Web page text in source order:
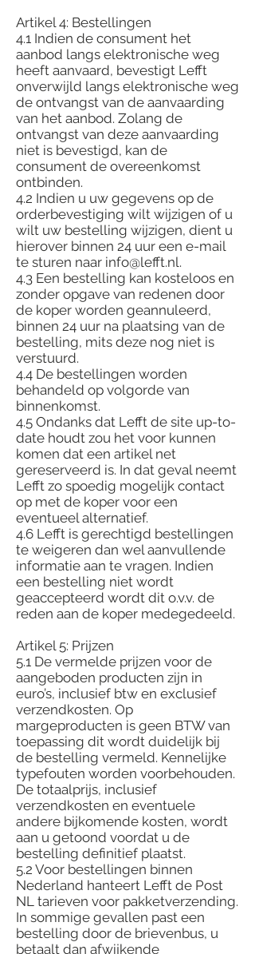
Artikel 4: Bestellingen
4.1 Indien de consument het
aanbod langs elektronische weg
heeft aanvaard, bevestigt Lefft
onverwijld langs elektronische weg
de ontvangst van de aanvaarding
van het aanbod. Zolang de
ontvangst van deze aanvaarding
niet is bevestigd, kan de
consument de overeenkomst
ontbinden.
4.2 Indien u uw gegevens op de
orderbevestiging wilt wijzigen of u
wilt uw bestelling wijzigen, dient u
hierover binnen 24 uur een e-mail
te sturen naar info@lefft.nl.
4.3 Een bestelling kan kosteloos en
zonder opgave van redenen door
de koper worden geannuleerd,
binnen 24 uur na plaatsing van de
bestelling, mits deze nog niet is
verstuurd.
4.4 De bestellingen worden
behandeld op volgorde van
binnenkomst.
4.5 Ondanks dat Lefft de site up-to-
date houdt zou het voor kunnen
komen dat een artikel net
gereserveerd is. In dat geval neemt
Lefft zo spoedig mogelijk contact
op met de koper voor een
eventueel alternatief.
4.6 Lefft is gerechtigd bestellingen
te weigeren dan wel aanvullende
informatie aan te vragen. Indien
een bestelling niet wordt
geaccepteerd wordt dit o.v.v. de
reden aan de koper medegedeeld.
Artikel 5: Prijzen
5.1 De vermelde prijzen voor de
aangeboden producten zijn in
euro’s, inclusief btw en exclusief
verzendkosten. Op
margeproducten is geen BTW van
toepassing dit wordt duidelijk bij
de bestelling vermeld. Kennelijke
typefouten worden voorbehouden.
De totaalprijs, inclusief
verzendkosten en eventuele
andere bijkomende kosten, wordt
aan u getoond voordat u de
bestelling definitief plaatst.
5.2 Voor bestellingen binnen
Nederland hanteert Lefft de Post
NL tarieven voor pakketverzending.
In sommige gevallen past een
bestelling door de brievenbus, u
betaalt dan afwijkende